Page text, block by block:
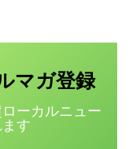
マガ登録
ーカルニュー
す